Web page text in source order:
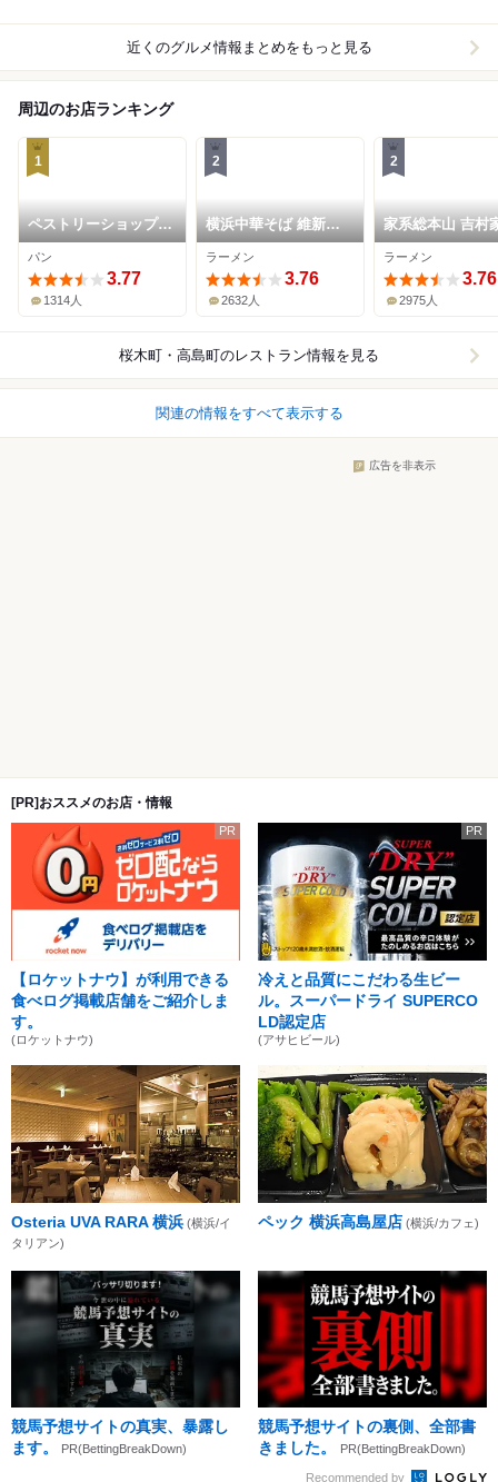
近くのグルメ情報まとめをもっと見る
周辺のお店ランキング
1
ペストリーショップ
ドーレ (横浜ベイシェ
ラトン ホテル&タワー
ズ)
パン
3.77
1314人
2
横浜中華そば 維新商
店 本店
ラーメン
3.76
2632人
2
家系総本山 吉村
ラーメン
3.76
2975人
桜木町・高島町のレストラン情報を見る
関連の情報をすべて表示する
広告を非表示
[PR]おススメのお店・情報
PR
【ロケットナウ】が利用できる
食べログ掲載店舗をご紹介しま
す。
(ロケットナウ)
PR
冷えと品質にこだわる生ビー
ル。スーパードライ SUPERCO
LD認定店
(アサヒビール)
Osteria UVA RARA 横浜 (横浜/イ
タリアン)
ペック 横浜高島屋店 (横浜/カフェ)
競馬予想サイトの真実、暴露し
ます。
PR(BettingBreakDown)
競馬予想サイトの裏側、全部書
きました。
PR(BettingBreakDown)
Recommended by